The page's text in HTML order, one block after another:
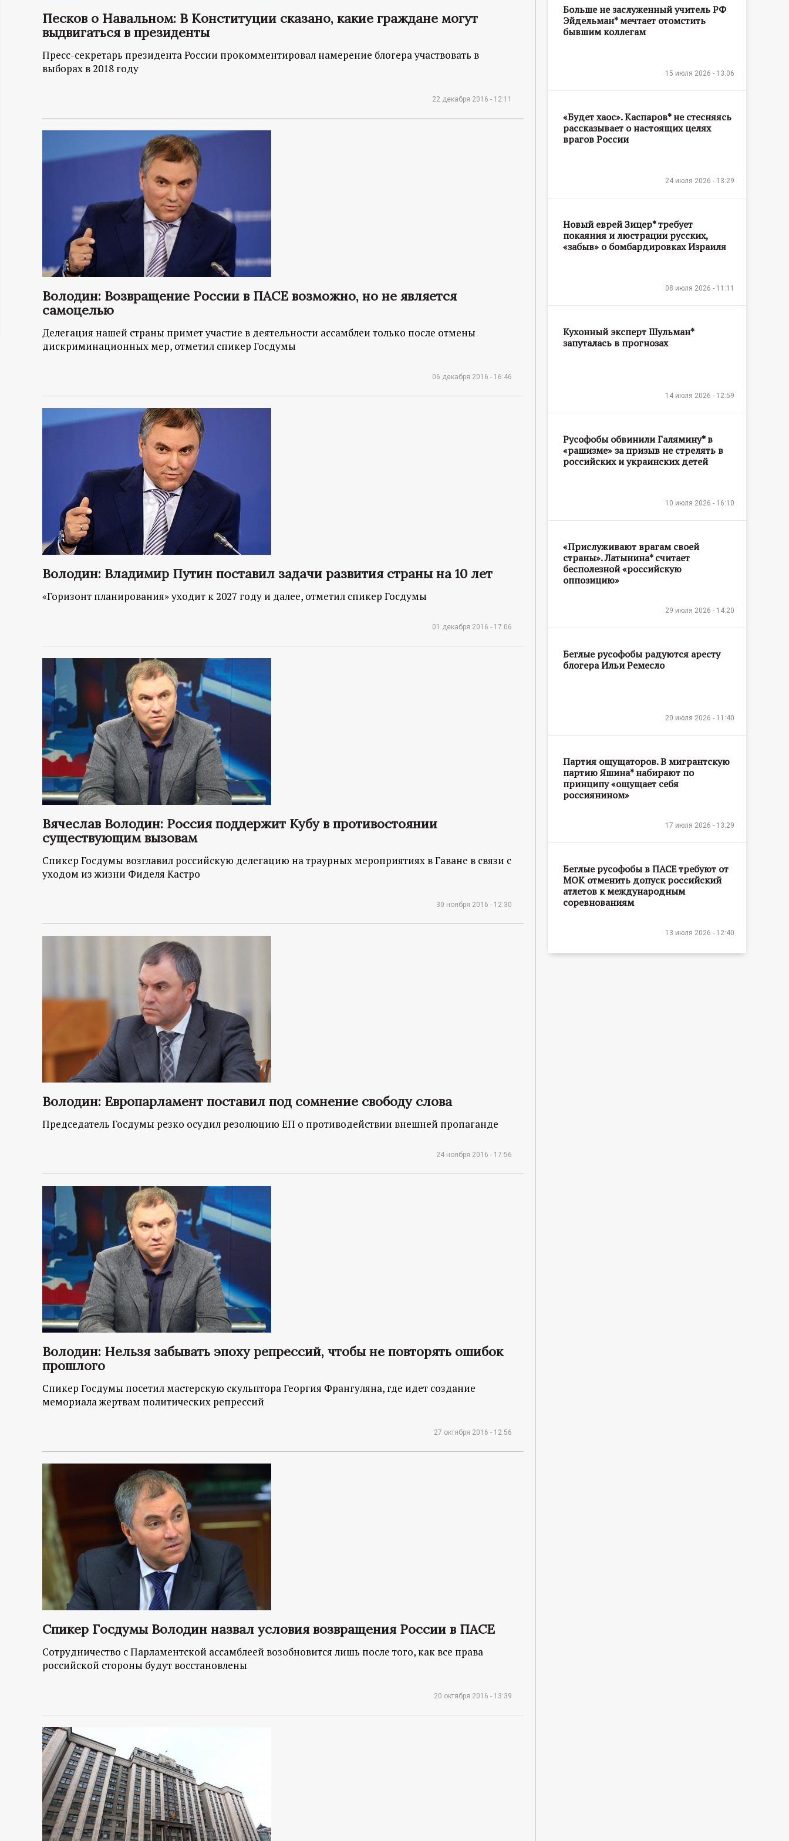
Н
-
о
ц
и
о
н
ы
р
т
а
Песков о Навальном: В Конституции сказано, какие граждане могут
выдвигаться в президенты
Пресс-секретарь президента России прокомментировал намерение блогера участвовать в
выборах в 2018 году
22 декабря 2016 - 12:11
Володин: Возвращение России в ПАСЕ возможно, но не является
самоцелью
Делегация нашей страны примет участие в деятельности ассамблеи только после отмены
дискриминационных мер, отметил спикер Госдумы
06 декабря 2016 - 16:46
Володин: Владимир Путин поставил задачи развития страны на 10 лет
«Горизонт планирования» уходит к 2027 году и далее, отметил спикер Госдумы
01 декабря 2016 - 17:06
Вячеслав Володин: Россия поддержит Кубу в противостоянии
существующим вызовам
Спикер Госдумы возглавил российскую делегацию на траурных мероприятиях в Гаване в связи с
уходом из жизни Фиделя Кастро
30 ноября 2016 - 12:30
Володин: Европарламент поставил под сомнение свободу слова
Председатель Госдумы резко осудил резолюцию ЕП о противодействии внешней пропаганде
24 ноября 2016 - 17:56
Володин: Нельзя забывать эпоху репрессий, чтобы не повторять ошибок
прошлого
Спикер Госдумы посетил мастерскую скульптора Георгия Франгуляна, где идет создание
мемориала жертвам политических репрессий
27 октября 2016 - 12:56
Спикер Госдумы Володин назвал условия возвращения России в ПАСЕ
Сотрудничество с Парламентской ассамблеей возобновится лишь после того, как все права
российской стороны будут восстановлены
20 октября 2016 - 13:39
Больше не заслуженный учитель РФ
Эйдельман* мечтает отомстить
бывшим коллегам
15 июля 2026 - 13:06
«Будет хаос». Каспаров* не стесняясь
рассказывает о настоящих целях
врагов России
24 июля 2026 - 13:29
Новый еврей Зицер* требует
покаяния и люстрации русских,
«забыв» о бомбардировках Израиля
08 июля 2026 - 11:11
Кухонный эксперт Шульман*
запуталась в прогнозах
14 июля 2026 - 12:59
Русофобы обвинили Галямину* в
«рашизме» за призыв не стрелять в
российских и украинских детей
10 июля 2026 - 16:10
«Прислуживают врагам своей
страны». Латынина* считает
бесполезной «российскую
оппозицию»
29 июля 2026 - 14:20
Беглые русофобы радуются аресту
блогера Ильи Ремесло
20 июля 2026 - 11:40
Партия ощущаторов. В мигрантскую
партию Яшина* набирают по
принципу «ощущает себя
россиянином»
17 июля 2026 - 13:29
Беглые русофобы в ПАСЕ требуют от
МОК отменить допуск российский
атлетов к международным
соревнованиям
13 июля 2026 - 12:40